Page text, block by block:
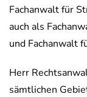
Fachanwalt für
auch als
und Fachanwalt
Herr
sämtlichen